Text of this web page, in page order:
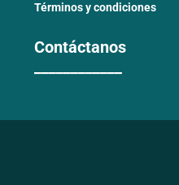
Términos y condiciones
Contáctanos